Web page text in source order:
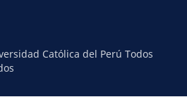
Católica del Perú Todos